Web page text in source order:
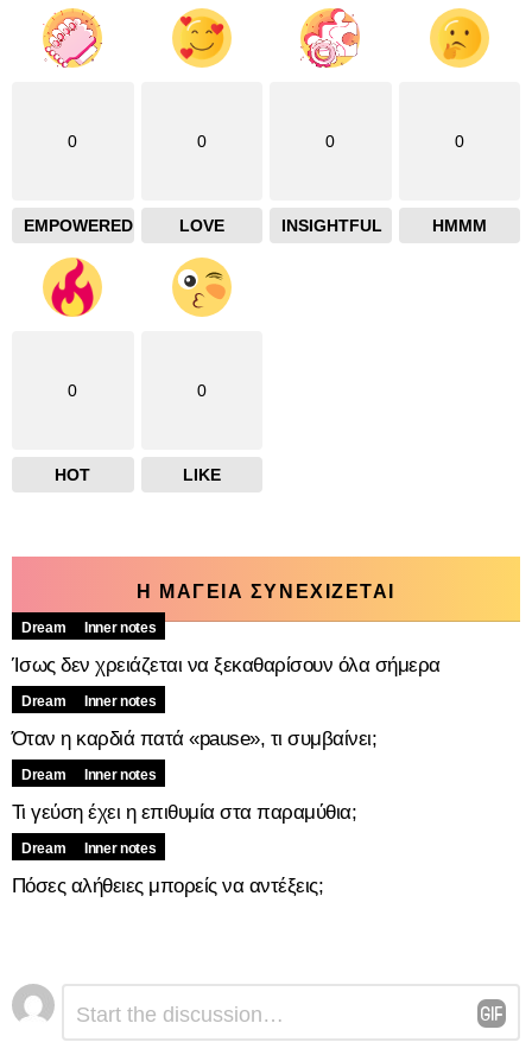
0
EMPOWERED
0
LOVE
0
INSIGHTFUL
0
HMMM
0
HOT
0
LIKE
Η ΜΑΓΕΙΑ ΣΥΝΕΧΙΖΕΤΑΙ
Dream Inner notes
Ίσως δεν χρειάζεται να ξεκαθαρίσουν όλα σήμερα
Dream Inner notes
Όταν η καρδιά πατά «pause», τι συμβαίνει;
Dream Inner notes
Τι γεύση έχει η επιθυμία στα παραμύθια;
Dream Inner notes
Πόσες αλήθειες μπορείς να αντέξεις;
Αφήστε
μια
απάντηση